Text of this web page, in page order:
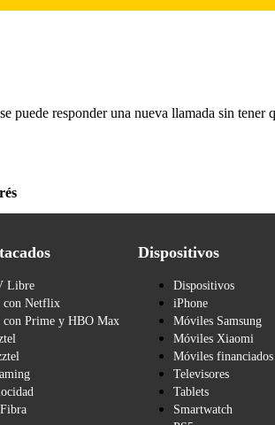
puede responder una nueva llamada sin tener
Libre
con Netflix
con Prime y HBO Max
Dispositivos
Dispositivos
iPhone
Móviles Samsung
Móviles Xiaomi
Móviles financiados
Televisores
Tablets
Smartwatch